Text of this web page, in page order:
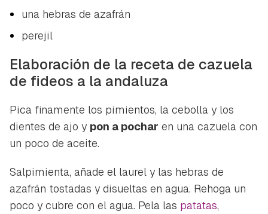
Guardar como favorito
Para poder guardar como favorito, primero has de
iniciar sesión con tu cuenta de Hogarmanía.
una hebras de azafrán
perejil
Elaboración de la receta de cazuela
de fideos a la andaluza
Pica finamente los pimientos, la cebolla y los
dientes de ajo y pon a pochar en una cazuela con
un poco de aceite.
Salpimienta, añade el laurel y las hebras de
azafrán tostadas y disueltas en agua. Rehoga un
poco y cubre con el agua. Pela las patatas,
Gracias por suscribirte a nuestro boletín.